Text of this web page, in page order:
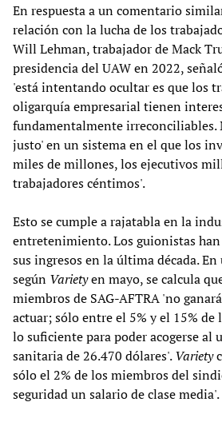
En respuesta a un comentario
relación con la lucha de los
Will Lehman, trabajador de Mack
presidencia del UAW en 2022,
'está intentando ocultar es que los
oligarquía empresarial tienen
fundamentalmente irreconciliables.
justo' en un sistema en el que los
miles de millones, los ejecutivos
trabajadores céntimos'.
Esto se cumple a rajatabla en la
entretenimiento. Los guionistas
sus ingresos en la última década.
según Varietyen mayo, se calcula
miembros de SAG-AFTRA 'no
actuar; sólo entre el 5% y el 15% de
lo suficiente para poder acogerse al
sanitaria de 26.470 dólares'.Variety
sólo el 2% de los miembros del
seguridad un salario de clase media'.